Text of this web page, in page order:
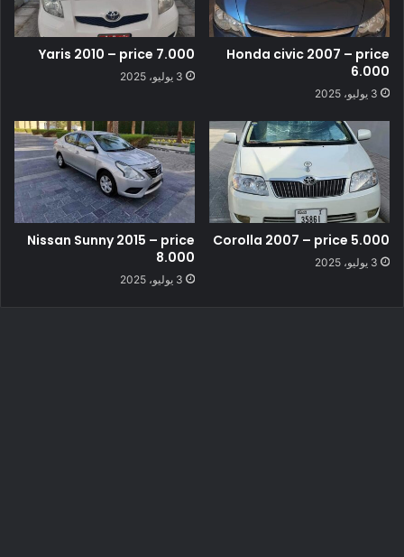
Honda civic 2007 – price
6.000
3 يوليو، 2025
Yaris 2010 – price 7.000
3 يوليو، 2025
Corolla 2007 – price 5.000
3 يوليو، 2025
Nissan Sunny 2015 – price
8.000
3 يوليو، 2025